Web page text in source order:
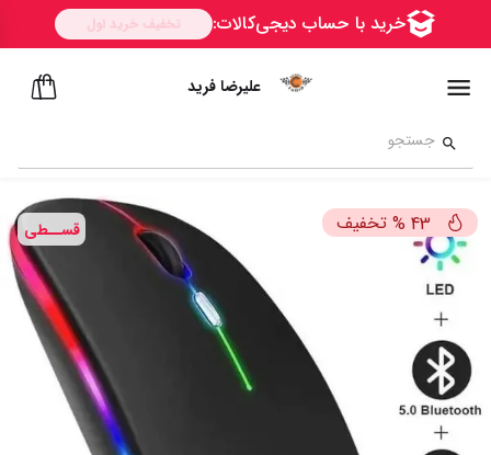
علیرضا فرید
قســطی 43
% تخفیف